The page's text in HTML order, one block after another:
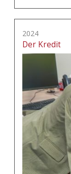
2024
Der Kredit